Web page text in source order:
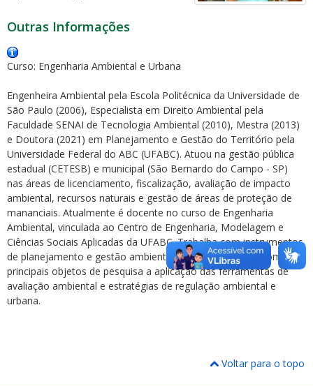
Outras Informações
Curso: Engenharia Ambiental e Urbana
Engenheira Ambiental pela Escola Politécnica da Universidade de
São Paulo (2006), Especialista em Direito Ambiental pela
Faculdade SENAI de Tecnologia Ambiental (2010), Mestra (2013)
e Doutora (2021) em Planejamento e Gestão do Território pela
Universidade Federal do ABC (UFABC). Atuou na gestão pública
estadual (CETESB) e municipal (São Bernardo do Campo - SP)
nas áreas de licenciamento, fiscalização, avaliação de impacto
ambiental, recursos naturais e gestão de áreas de proteção de
mananciais. Atualmente é docente no curso de Engenharia
Ambiental, vinculada ao Centro de Engenharia, Modelagem e
Ciências Sociais Aplicadas da UFABC. Trabalha com instrumentos
de planejamento e gestão ambiental e territorial, tendo como
principais objetos de pesquisa a aplicação das ferramentas de
avaliação ambiental e estratégias de regulação ambiental e
urbana.
Voltar para o topo